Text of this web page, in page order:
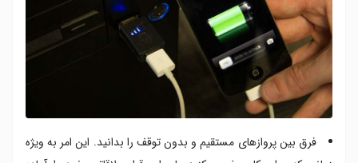
فرق بین پروازهای مستقیم و بدون توقف را بدانید. این امر به ویژه